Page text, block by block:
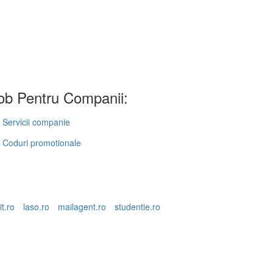
Pentru Companii:
Servicii companie
Coduri promotionale
laso.ro mailagent.ro studentie.ro